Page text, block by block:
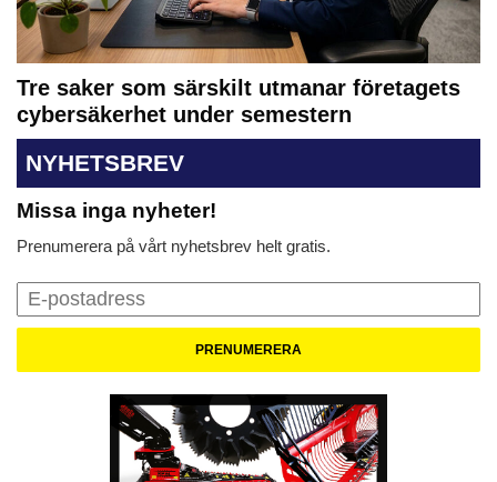
Tre saker som särskilt utmanar företagets
cybersäkerhet under semestern
NYHETSBREV
Missa inga nyheter!
Prenumerera på vårt nyhetsbrev helt gratis.